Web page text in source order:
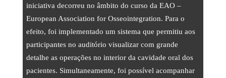
iniciativa decorreu no âmbito do curso da EAO –
European Association for Osseointegration. Para o
efeito, foi implementado um sistema que permitiu aos
participantes no auditório visualizar com grande
detalhe as operações no interior da cavidade oral dos
pacientes. Simultaneamente, foi possível acompanhar